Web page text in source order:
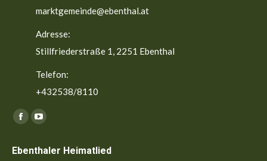
marktgemeinde@ebenthal.at
Adresse:
Stillfriederstraße 1, 2251 Ebenthal
Telefon:
+432538/8110
Finden Sie uns auf:
Facebook
opens
YouTube
opens
Ebenthaler Heimatlied